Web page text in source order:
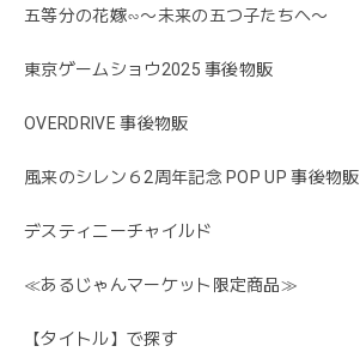
五等分の花嫁∽〜未来の五つ子たちへ〜
東京ゲームショウ2025 事後物販
OVERDRIVE 事後物販
風来のシレン６2周年記念 POP UP 事後物販
デスティニーチャイルド
≪あるじゃんマーケット限定商品≫
【タイトル】で探す